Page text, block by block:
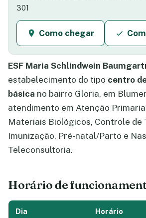
301
Como chegar
ESF Maria Schlindwein
estabelecimento do tipo centro
básica no bairro Gloria, em
atendimento em Atenção
Materiais Biológicos, Controle de
Imunização, Pré-natal/Parto e
Teleconsultoria.
Horário de
Dia Horário